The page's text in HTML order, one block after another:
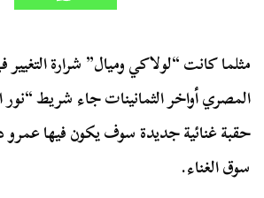
مثلما كانت “لولاكي وميال” شرارة
المصري أواخر الثمانينات جاء شريط
حقبة غنائية جديدة سوف يكون فيها عمرو
سوق الغناء.